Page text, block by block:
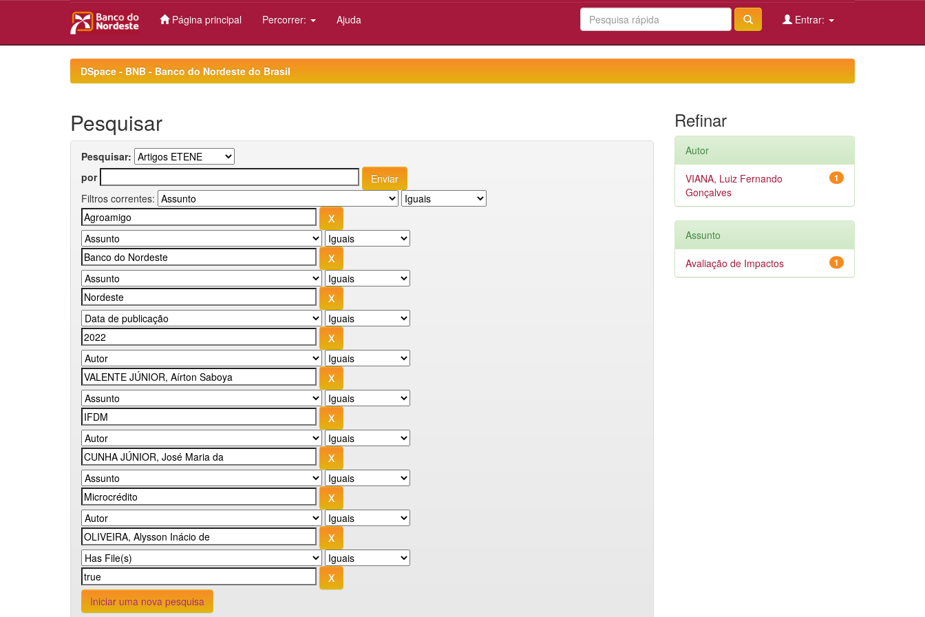
Página principal Percorrer: Ajuda Entrar:
DSpace - BNB - Banco do Nordeste do Brasil
Pesquisar
Pesquisar:
por
Filtros correntes:
Iniciar uma nova pesquisa
Refinar
Autor
1
VIANA, Luiz Fernando
Gonçalves
Assunto
1
Avaliação de Impactos